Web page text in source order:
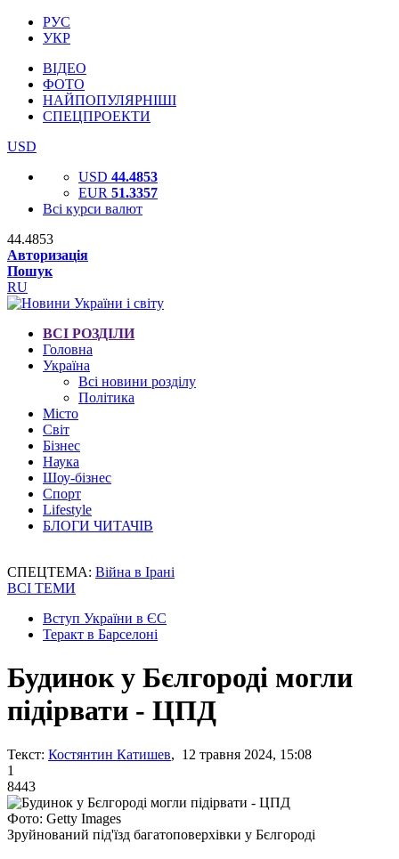
РУС
УКР
ВІДЕО
ФОТО
НАЙПОПУЛЯРНІШІ
СПЕЦПРОЕКТИ
USD
USD 44.4853
EUR 51.3357
Всі курси валют
44.4853
Авторизація
Пошук
RU
ВСІ РОЗДІЛИ
Головна
Україна
Всі новини розділу
Політика
Місто
Світ
Бізнес
Наука
Шоу-бізнес
Спорт
Lifestyle
БЛОГИ ЧИТАЧІВ
СПЕЦТЕМА: Війна в Ірані
ВСІ ТЕМИ
Вступ України в ЄС
Теракт в Барселоні
Будинок у Бєлгороді могли
підірвати - ЦПД
Текст: Костянтин Катишев, 12 травня 2024, 15:08
1
8443
Фото: Getty Images
Зруйнований під'їзд багатоповерхівки у Бєлгороді